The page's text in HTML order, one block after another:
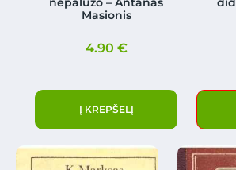
Masionis
4.90 €
Į KREPŠELĮ